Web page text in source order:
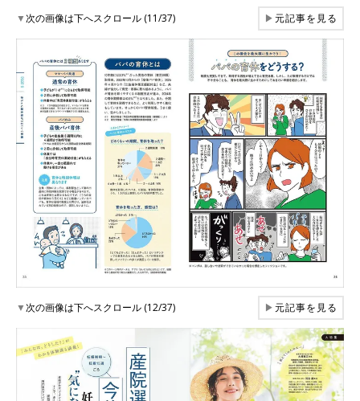
▼次の画像は下へスクロール (11/37) ▶元記事を見る
▼次の画像は下へスクロール (12/37) ▶元記事を見る